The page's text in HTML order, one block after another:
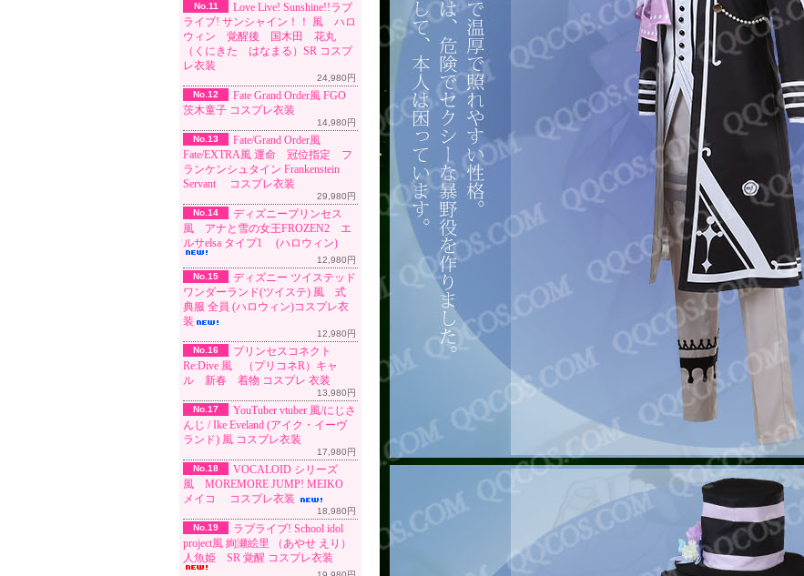
No.11
Love Live! Sunshine!!ラブ
ライブ! サンシャイン！！ 風 ハロ
ウィン 覚醒後 国木田 花丸
（くにきた はなまる）SR コスプ
レ衣装
24,980円
No.12
Fate Grand Order風 FGO
茨木童子 コスプレ衣装
14,980円
No.13
Fate/Grand Order風
Fate/EXTRA風 運命 冠位指定 フ
ランケンシュタイン Frankenstein
Servant コスプレ衣装
29,980円
No.14
ディズニープリンセス
風 アナと雪の女王FROZEN2 エ
ルサelsa タイプ1 (ハロウィン)
12,980円
No.15
ディズニー ツイステッド
ワンダーランド(ツイステ) 風 式
典服 全員 (ハロウィン)コスプレ衣
装
12,980円
No.16
プリンセスコネクト
Re:Dive 風 （プリコネR）キャ
ル 新春 着物 コスプレ 衣装
13,980円
No.17
YouTuber vtuber 風/にじさ
んじ / Ike Eveland (アイク・イーヴ
ランド) 風 コスプレ衣装
17,980円
No.18
VOCALOID シリーズ
風 MOREMORE JUMP! MEIKO
メイコ コスプレ衣装
18,980円
No.19
ラブライブ! School idol
project風 絢瀬絵里 （あやせ えり）
人魚姫 SR 覚醒 コスプレ衣装